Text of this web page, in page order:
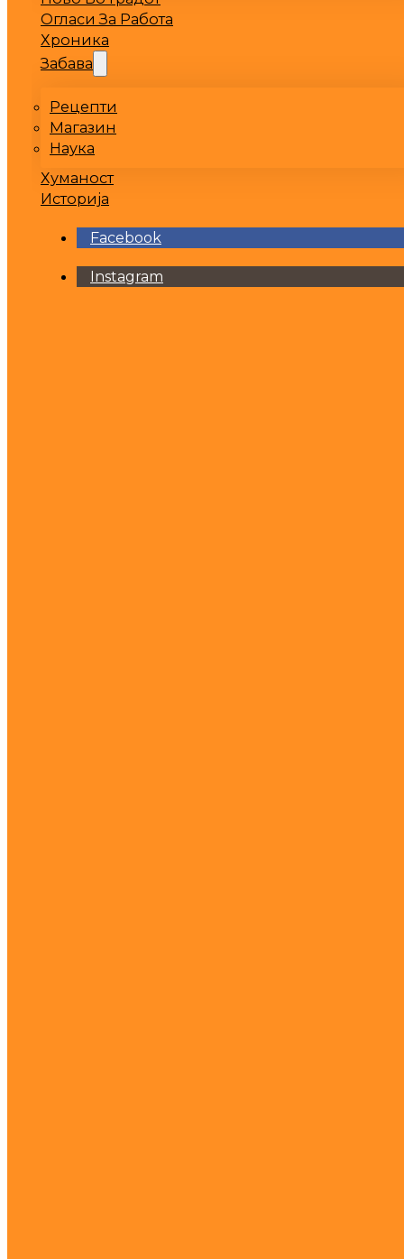
Огласи За Работа
Хроника
Забава
Рецепти
Магазин
Наука
Хуманост
Историја
Facebook
Instagram